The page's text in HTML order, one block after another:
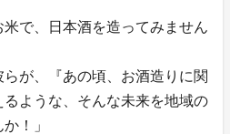
米で、日本酒を造ってみません
らが、『あの頃、お酒造りに関
ような、そんな未来を地域の
！」